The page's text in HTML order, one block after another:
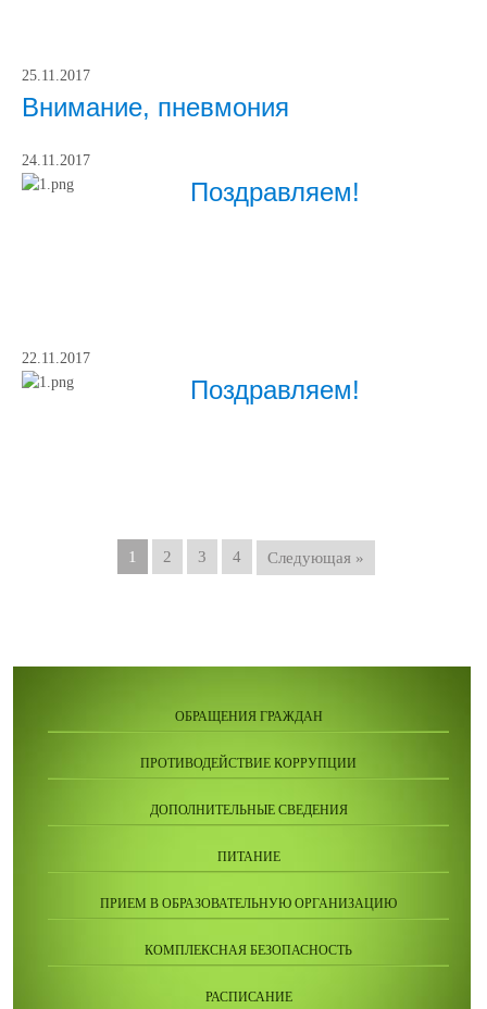
25.11.2017
Внимание, пневмония
24.11.2017
Поздравляем!
22.11.2017
Поздравляем!
1 2 3 4 Следующая »
ОБРАЩЕНИЯ ГРАЖДАН
ПРОТИВОДЕЙСТВИЕ КОРРУПЦИИ
ДОПОЛНИТЕЛЬНЫЕ СВЕДЕНИЯ
ПИТАНИЕ
ПРИЕМ В ОБРАЗОВАТЕЛЬНУЮ ОРГАНИЗАЦИЮ
КОМПЛЕКСНАЯ БЕЗОПАСНОСТЬ
РАСПИСАНИЕ